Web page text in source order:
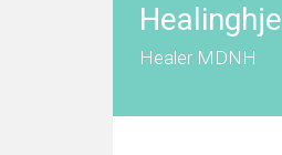
Healer MDNH